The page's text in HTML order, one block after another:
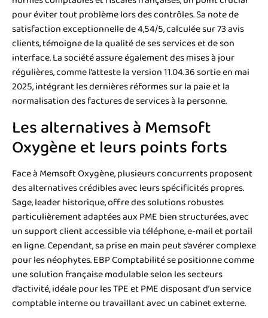
pour éviter tout problème lors des contrôles. Sa note de
satisfaction exceptionnelle de 4,54/5, calculée sur 73 avis
clients, témoigne de la qualité de ses services et de son
interface. La société assure également des mises à jour
régulières, comme l’atteste la version 11.04.36 sortie en mai
2025, intégrant les dernières réformes sur la paie et la
normalisation des factures de services à la personne.
Les alternatives à Memsoft
Oxygène et leurs points forts
Face à Memsoft Oxygène, plusieurs concurrents proposent
des alternatives crédibles avec leurs spécificités propres.
Sage, leader historique, offre des solutions robustes
particulièrement adaptées aux PME bien structurées, avec
un support client accessible via téléphone, e-mail et portail
en ligne. Cependant, sa prise en main peut s’avérer complexe
pour les néophytes. EBP Comptabilité se positionne comme
une solution française modulable selon les secteurs
d’activité, idéale pour les TPE et PME disposant d’un service
comptable interne ou travaillant avec un cabinet externe.